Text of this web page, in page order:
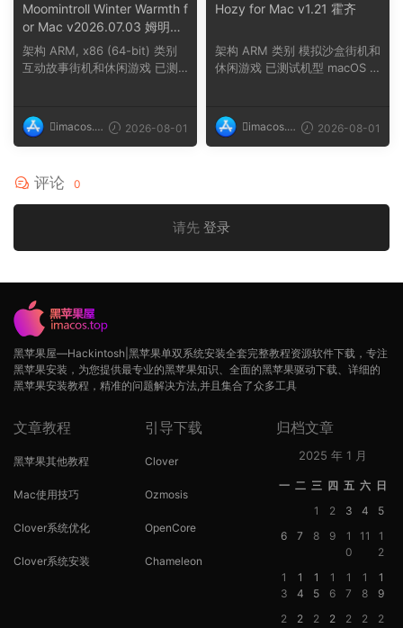
Moomintroll Winter Warmth f
or Mac v2026.07.03 姆明冬
日暖阳
架构 ARM, x86 (64-bit) 类别
互动故事街机和休闲游戏 已测
imacos.t
op
2026-08-01
Hozy for Mac v1.21 霍齐
架构 ARM 类别 模拟沙盒街机和
休闲游戏 已测试机型 macOS T
imacos.t
op
2026-08-01
评论 0
请先 登录
黑苹果屋—Hackintosh|黑苹果单双系统安装全套完整教程资源软件下载，专注
黑苹果安装，为您提供最专业的黑苹果知识、全面的黑苹果驱动下载、详细的
黑苹果安装教程，精准的问题解决方法,并且集合了众多工具
文章教程
黑苹果其他教程
Mac使用技巧
Clover系统优化
Clover系统安装
引导下载
Clover
Ozmosis
OpenCore
Chameleon
归档文章
2025 年 1 月
一 二 三 四 五 六 日
1
2 3 4
5
6
7 8 9
1
0
11
1
2
1
3
1
4
1
5
1
6
1
7
1
8
1
9
2
2 2 2 2 2 2